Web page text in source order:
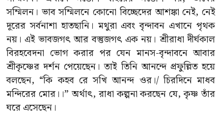
সম্মিলন। ভাব সম্মিলনে কোনো বিচ্ছেদের আশঙ্কা নেই, নেই
দূরের সর্বনাশা হাতছানি। মথুরা এবং বৃন্দাবন এখানে পৃথক
নয়। এই ভাবজগৎ আর বস্তুজগৎ এক নয়। শ্রীরাধা দীর্ঘকাল
বিরহবেদনা ভোগ করার পর যেন মানস-বৃন্দাবনে আবার
শ্রীকৃষ্ণের দর্শন পেয়েছেন। তাই তিনি আনন্দে প্রফুল্লিত হয়ে
বলছেন, “কি কহব রে সখি আনন্দ ওর।/ চিরদিনে মাধব
মন্দিরের মোর।।” অর্থাৎ, রাধা কল্পনা করছেন যে, কৃষ্ণ তাঁর
ঘরে এসেছেন।